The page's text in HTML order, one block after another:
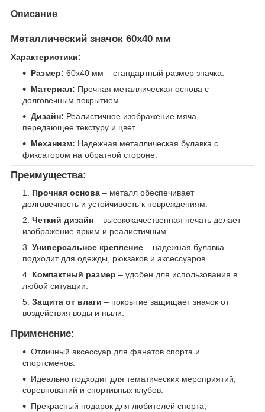
Описание
Металлический значок 60х40 мм
Характеристики:
Размер: 60х40 мм – стандартный размер значка.
Материал: Прочная металлическая основа с
долговечным покрытием.
Дизайн: Реалистичное изображение мяча,
передающее текстуру и цвет.
Механизм: Надежная металлическая булавка с
фиксатором на обратной стороне.
Преимущества:
Прочная основа – металл обеспечивает
долговечность и устойчивость к повреждениям.
Четкий дизайн – высококачественная печать делает
изображение ярким и реалистичным.
Универсальное крепление – надежная булавка
подходит для одежды, рюкзаков и аксессуаров.
Компактный размер – удобен для использования в
любой ситуации.
Защита от влаги – покрытие защищает значок от
воздействия воды и пыли.
Применение:
Отличный аксессуар для фанатов спорта и
спортсменов.
Идеально подходит для тематических мероприятий,
соревнований и спортивных клубов.
Прекрасный подарок для любителей спорта,